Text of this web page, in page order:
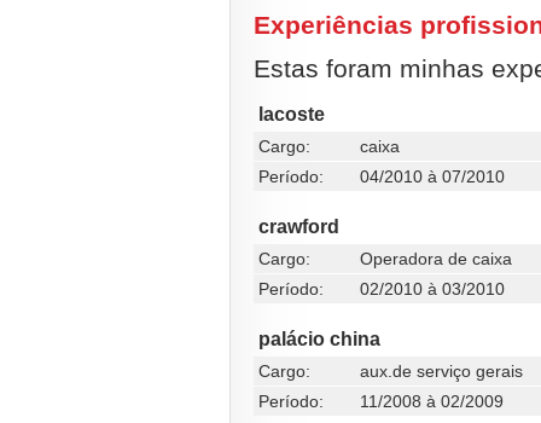
Experiências
Estas foram minhas
lacoste
Cargo:
caixa
Período:
04/2010 à 07/2010
crawford
Cargo:
Operadora de caixa
Período:
02/2010 à 03/2010
palácio china
Cargo:
aux.de serviço gerais
Período:
11/2008 à 02/2009